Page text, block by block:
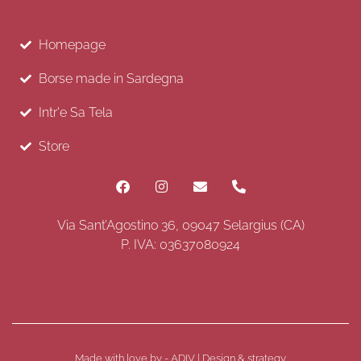
Homepage
Borse made in Sardegna
Intr'e Sa Tela
Store
Via Sant’Agostino 36, 09047 Selargius (CA)
P. IVA: 03637080924
Made with love by - ADIV | Design & strategy